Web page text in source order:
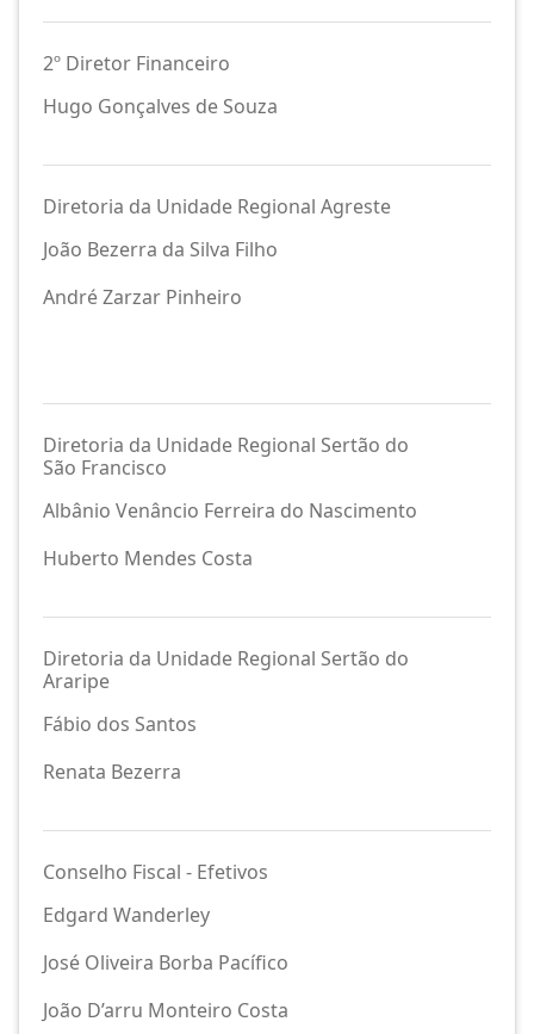
2º Diretor Financeiro
Hugo Gonçalves de Souza
Diretoria da Unidade Regional Agreste
João Bezerra da Silva Filho
André Zarzar Pinheiro
Diretoria da Unidade Regional Sertão do
São Francisco
Albânio Venâncio Ferreira do Nascimento
Huberto Mendes Costa
Diretoria da Unidade Regional Sertão do
Araripe
Fábio dos Santos
Renata Bezerra
Conselho Fiscal - Efetivos
Edgard Wanderley
José Oliveira Borba Pacífico
João D’arru Monteiro Costa